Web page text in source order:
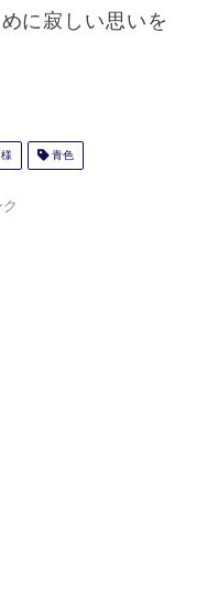
に寂しい思いを
青色